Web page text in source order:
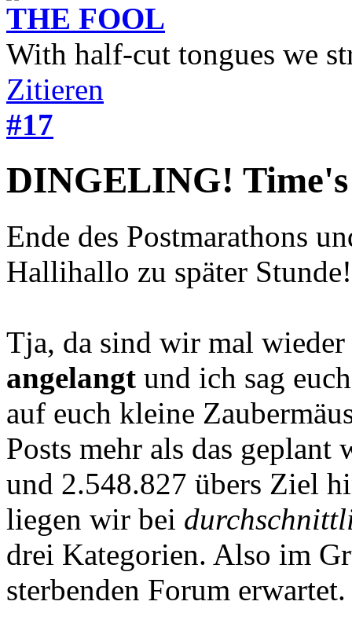
THE FOOL
With half-cut tongues we
Zitieren
#17
DINGELING!
Ende des Postmarathons
Hallihallo zu später Stunde!
Tja, da sind wir mal
angelangt und ich sag
auf euch kleine
Posts mehr als das
und 2.548.827 übers Ziel
liegen wir bei
drei Kategorien. Also im
sterbenden Forum